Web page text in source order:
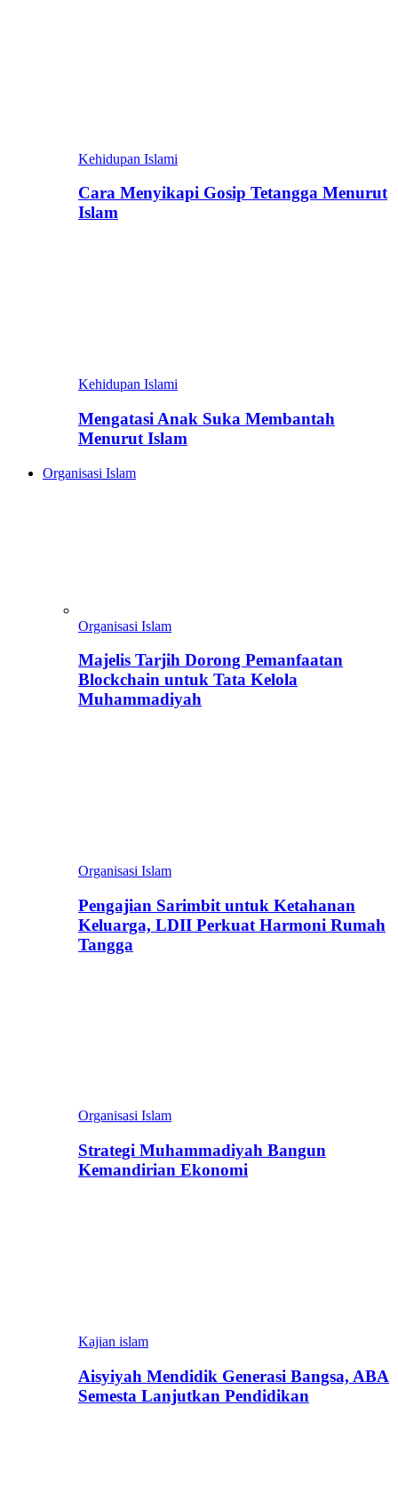
Kehidupan Islami
Cara Menyikapi Gosip Tetangga Menurut
Islam
Kehidupan Islami
Mengatasi Anak Suka Membantah
Menurut Islam
Organisasi Islam
Organisasi Islam
Majelis Tarjih Dorong Pemanfaatan
Blockchain untuk Tata Kelola
Muhammadiyah
Organisasi Islam
Pengajian Sarimbit untuk Ketahanan
Keluarga, LDII Perkuat Harmoni Rumah
Tangga
Organisasi Islam
Strategi Muhammadiyah Bangun
Kemandirian Ekonomi
Kajian islam
Aisyiyah Mendidik Generasi Bangsa, ABA
Semesta Lanjutkan Pendidikan